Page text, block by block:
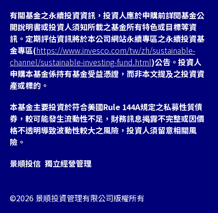
有關基金之永續投資資訊，投資人應於申購前詳閱基金公
開說明書或投資人須知所載之基金所有特色或目標等資
訊。定期評估資訊將於本公司網站永續專區之永續投資基
金專區(https://www.invesco.com/tw/zh/sustainable-
channel/sustainable-investing-fund.html)公告。投資人
申購本基金係持有基金受益憑證，而非本文提及之投資資
產或標的。
本基金主要投資於符合美國Rule 144A規定之私募性質債
券，較可能發生流動性不足，財務訊息掲露不完整或因價
格不透明導致波動性較大之風險，投資人須留意相關風
險。
景順投信 獨立經營管理
©2026 景順投資管理有限公司版權所有